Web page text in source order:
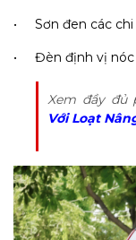
• Sơn đen các
• Đèn định vị nóc
Xem đầy đủ
Với Loạt